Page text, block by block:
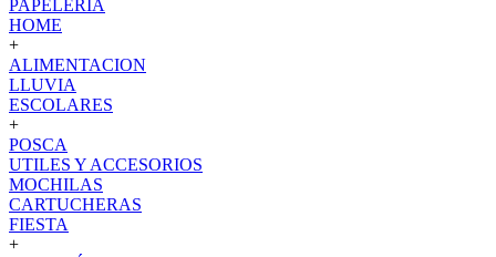
PAPELERIA
HOME
+
ALIMENTACION
LLUVIA
ESCOLARES
+
POSCA
UTILES Y ACCESORIOS
MOCHILAS
CARTUCHERAS
FIESTA
+